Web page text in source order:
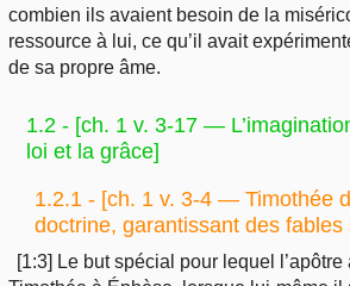
combien ils avaient besoin de la
ressource à lui, ce qu’il avait
de sa propre âme.
1.2 - [ch. 1 v. 3-17 —
loi et la grâce]
1.2.1 - [ch. 1 v. 3-4 — Timothée
doctrine, garantissant des fables
[1:3] Le but spécial pour lequel